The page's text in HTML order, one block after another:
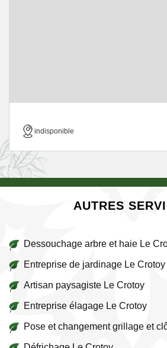
indisponible
AUTRES
Dessouchage arbre et haie Le
Entreprise de jardinage Le Crotoy
Artisan paysagiste Le Crotoy
Entreprise élagage Le Crotoy
Pose et changement grillage et